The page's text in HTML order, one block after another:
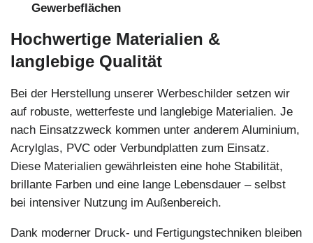
Gewerbeflächen
Hochwertige Materialien &
langlebige Qualität
Bei der Herstellung unserer Werbeschilder setzen wir
auf robuste, wetterfeste und langlebige Materialien. Je
nach Einsatzzweck kommen unter anderem Aluminium,
Acrylglas, PVC oder Verbundplatten zum Einsatz.
Diese Materialien gewährleisten eine hohe Stabilität,
brillante Farben und eine lange Lebensdauer – selbst
bei intensiver Nutzung im Außenbereich.
Dank moderner Druck- und Fertigungstechniken bleiben